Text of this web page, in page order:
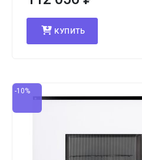
КУПИТЬ
-10%